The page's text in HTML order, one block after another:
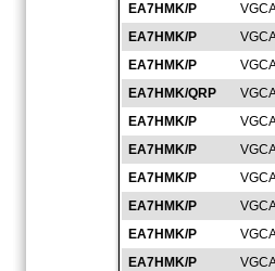
EA7HMK/P
EA7HMK/P
EA7HMK/P
EA7HMK/QRP
EA7HMK/P
EA7HMK/P
EA7HMK/P
EA7HMK/P
EA7HMK/P
EA7HMK/P